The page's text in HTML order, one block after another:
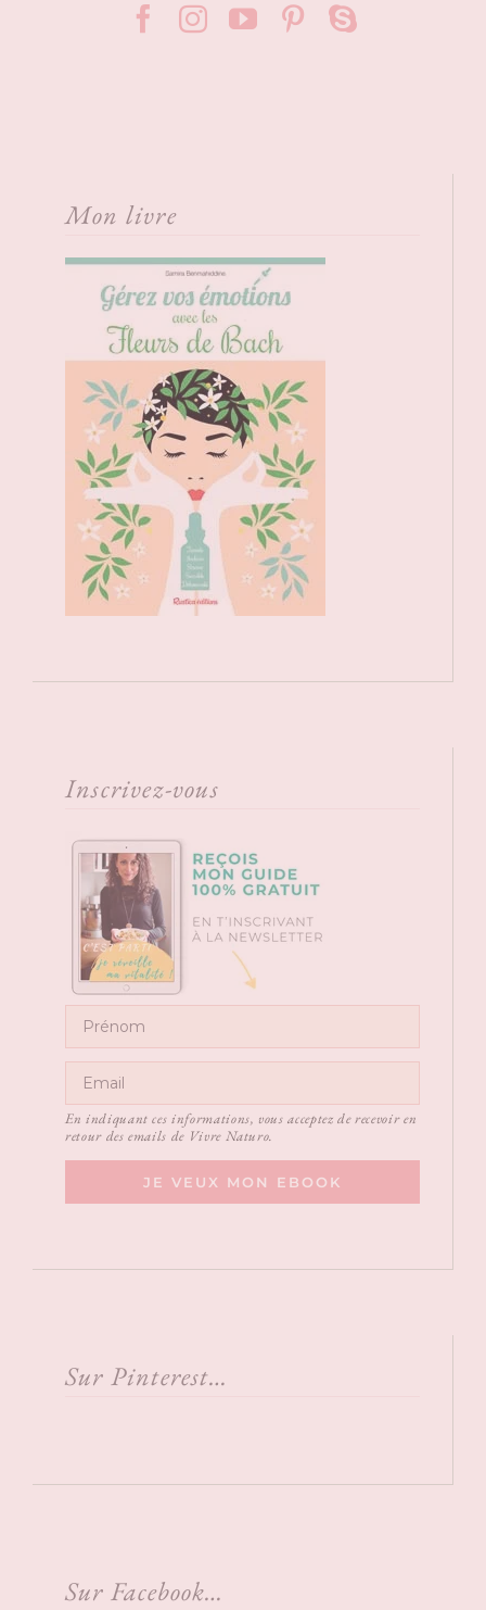
Mon livre
Inscrivez-vous
En indiquant ces informations, vous acceptez de recevoir en
retour des emails de Vivre Naturo.
JE VEUX MON EBOOK
Sur Pinterest…
Sur Facebook…